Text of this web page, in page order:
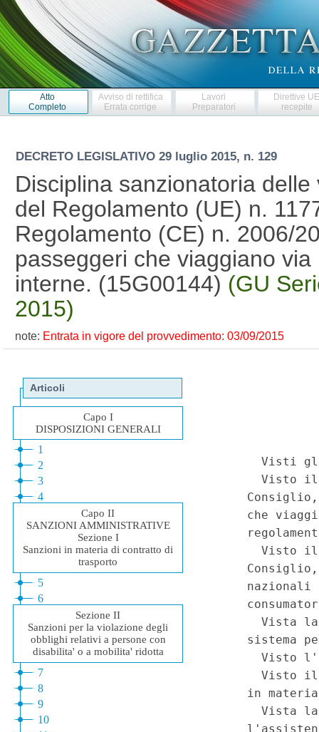
Atto
Completo
Avviso di rettifica
Errata corrige
Lavori
Preparatori
Direttive
recepite
DECRETO LEGISLATIVO 29 luglio 2015, n. 129
Disciplina sanzionatoria
del Regolamento (UE) n.
Regolamento (CE) n. 2006/
passeggeri che viaggiano
interne. (15G00144) (GU
2015)
note: Entrata in vigore del provvedimento: 03/09/2015